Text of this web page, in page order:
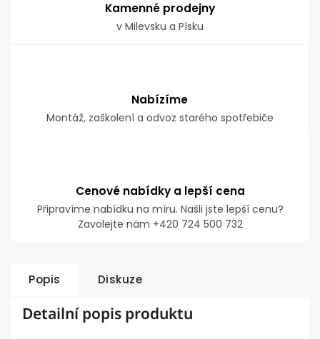
Kamenné prodejny
v Milevsku a Písku
Nabízíme
Montáž, zaškolení a odvoz starého spotřebiče
Cenové nabídky a lepší cena
Připravíme nabídku na míru. Našli jste lepší cenu?
Zavolejte nám +420 724 500 732
Popis Diskuze
Detailní popis produktu